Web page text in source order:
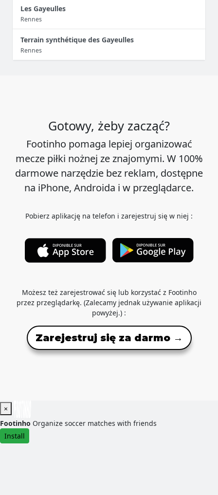
Les Gayeulles
Rennes
Terrain synthétique des Gayeulles
Rennes
Gotowy, żeby zacząć?
Footinho pomaga lepiej organizować
mecze piłki nożnej ze znajomymi. W 100%
darmowe narzędzie bez reklam, dostępne
na iPhone, Androida i w przeglądarce.
Pobierz aplikację na telefon i zarejestruj się w niej :
Możesz też zarejestrować się lub korzystać z Footinho
przez przeglądarkę. (Zalecamy jednak używanie aplikacji
powyżej.) :
Zarejestruj się za darmo →
×
Footinho Organize soccer matches with friends
Install